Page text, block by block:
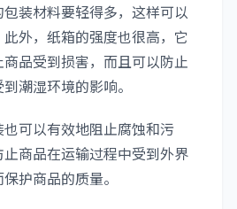
装材料要轻得多，这样可以
外，纸箱的强度也很高，它
品受到损害，而且可以防止
潮湿环境的影响。
可以有效地阻止腐蚀和污
商品在运输过程中受到外界
护商品的质量。